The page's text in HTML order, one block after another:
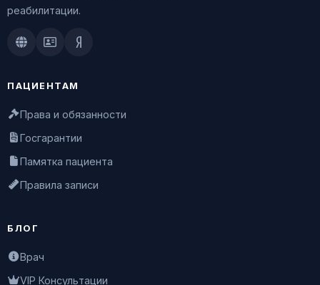
реабилитации.
Doctu.ruПроДокторов
Яндекс.Здоровье
ПАЦИЕНТАМ
Права и обязанности
Госгарантии
Памятка пациента
Правила записи
БЛОГ
Врач
VIP Консультации